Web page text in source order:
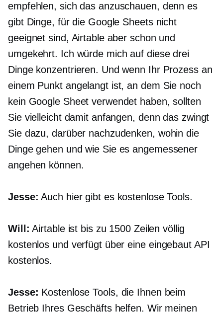
empfehlen, sich das anzuschauen, denn es
gibt Dinge, für die Google Sheets nicht
geeignet sind, Airtable aber schon und
umgekehrt. Ich würde mich auf diese drei
Dinge konzentrieren. Und wenn Ihr Prozess an
einem Punkt angelangt ist, an dem Sie noch
kein Google Sheet verwendet haben, sollten
Sie vielleicht damit anfangen, denn das zwingt
Sie dazu, darüber nachzudenken, wohin die
Dinge gehen und wie Sie es angemessener
angehen können.
Jesse: Auch hier gibt es kostenlose Tools.
Will: Airtable ist bis zu 1500 Zeilen völlig
kostenlos und verfügt über eine eingebautAPI
kostenlos.
Jesse: Kostenlose Tools, die Ihnen beim
Betrieb Ihres Geschäfts helfen. Wir meinen